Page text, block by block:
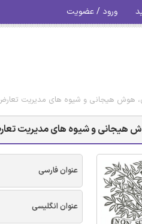
ورود / عضویت
هوش هیجانی و شیوه های مدیریت
هیجانی و شیوه های مدیریت
عنوان فارسی
عنوان انگلیسی